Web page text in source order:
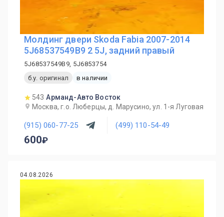
Молдинг двери Skoda Fabia 2007-2014
5J68537549B9 2 5J, задний правый
5J68537549B9, 5J6853754
б.у. оригинал
в наличии
543 Арманд-Авто Восток
Москва, г.о. Люберцы, д. Марусино, ул. 1-я Луговая
(915) 060-77-25 (499) 110-54-49
600
04.08.2026